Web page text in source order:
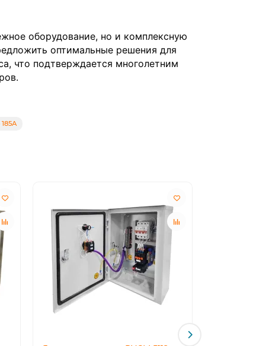
оборудование, но и комплексную
оптимальные решения для
что подтверждается многолетним